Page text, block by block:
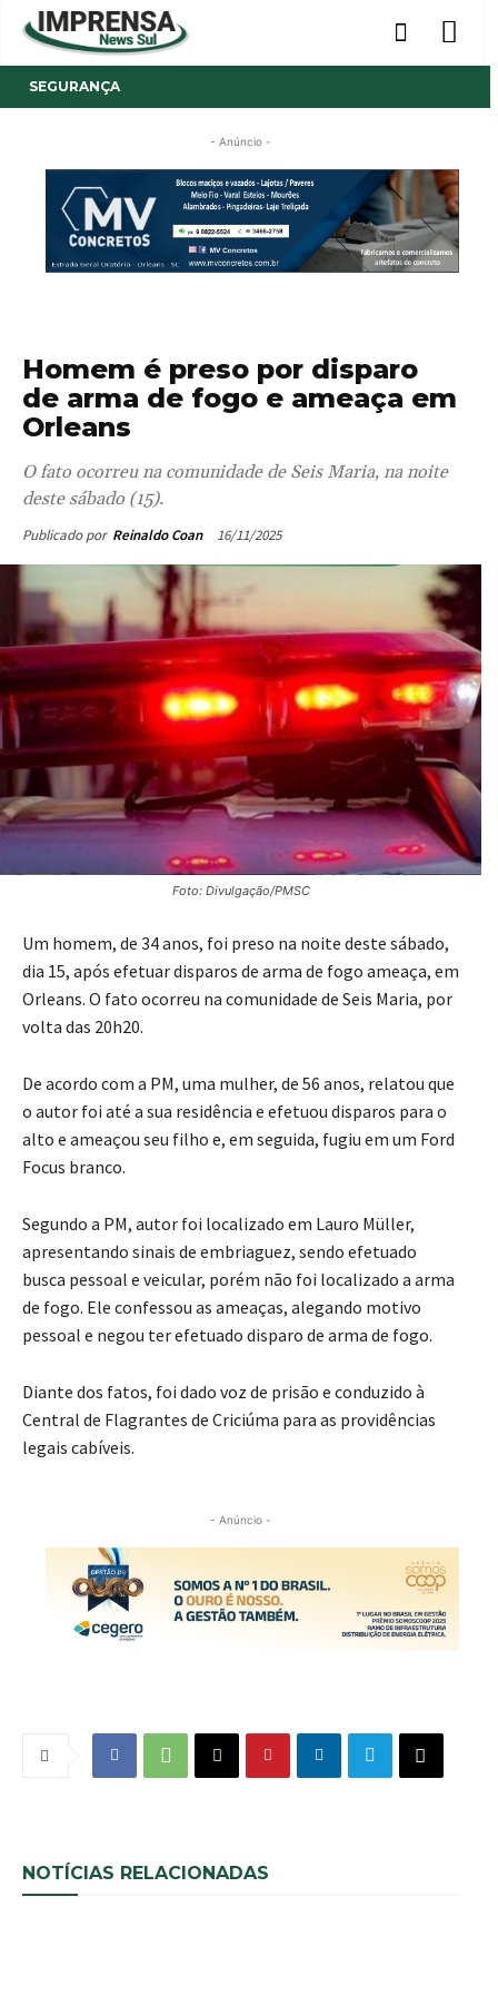
SEGURANÇA
- Anúncio -
Homem é preso por disparo
de arma de fogo e ameaça em
Orleans
O fato ocorreu na comunidade de Seis Maria, na noite
deste sábado (15).
Publicado por Reinaldo Coan 16/11/2025
Foto: Divulgação/PMSC
Um homem, de 34 anos, foi preso na noite deste sábado,
dia 15, após efetuar disparos de arma de fogo ameaça, em
Orleans. O fato ocorreu na comunidade de Seis Maria, por
volta das 20h20.
De acordo com a PM, uma mulher, de 56 anos, relatou que
o autor foi até a sua residência e efetuou disparos para o
alto e ameaçou seu filho e, em seguida, fugiu em um Ford
Focus branco.
Segundo a PM, autor foi localizado em Lauro Müller,
apresentando sinais de embriaguez, sendo efetuado
busca pessoal e veicular, porém não foi localizado a arma
de fogo. Ele confessou as ameaças, alegando motivo
pessoal e negou ter efetuado disparo de arma de fogo.
Diante dos fatos, foi dado voz de prisão e conduzido à
Central de Flagrantes de Criciúma para as providências
legais cabíveis.
- Anúncio -
NOTÍCIAS RELACIONADAS